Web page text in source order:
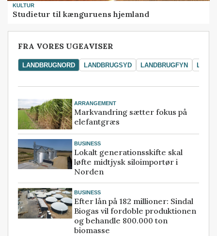
KULTUR
Studietur til kænguruens hjemland
FRA VORES UGEAVISER
LANDBRUGNORD LANDBRUGSYD LANDBRUGFYN
ARRANGEMENT
Markvandring sætter fokus på
elefantgræs
BUSINESS
Lokalt generationsskifte skal
løfte midtjysk siloimportør i
Norden
BUSINESS
Efter lån på 182 millioner: Sindal
Biogas vil fordoble produktionen
og behandle 800.000 ton
biomasse